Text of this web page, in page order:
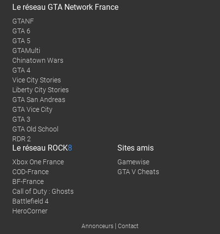
Le réseau GTA Network France
GTANF
GTA 6
GTA 5
GTAMulti
Chinatown Wars
GTA 4
Vice City Stories
Liberty City Stories
GTA San Andreas
GTA Vice City
GTA 3
GTA Old School
RDR 2
Le réseau ROCK8
Xbox One France
COD-France
BF-France
Call of Duty : Ghosts
Battlefield 4
HeroCorner
Sites amis
Gamewise
GTA V Cheats
Annonceurs | Contact